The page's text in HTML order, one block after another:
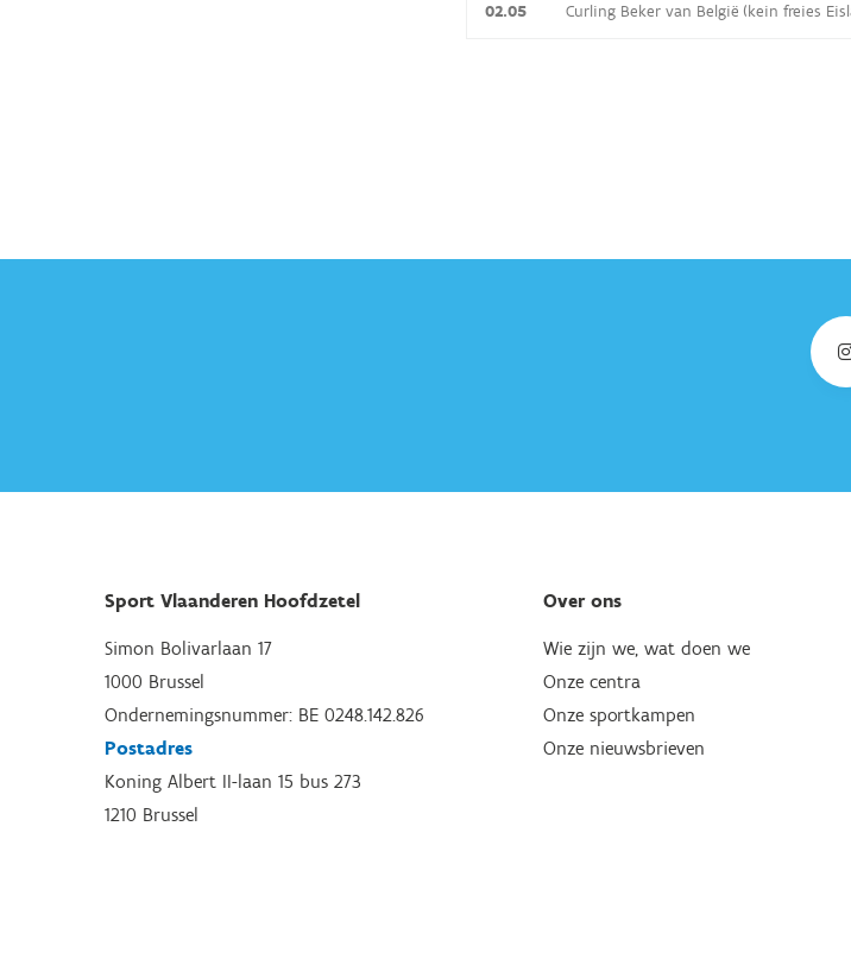
02.05 Curling Beker van België (kein freies
Sport Vlaanderen Hoofdzetel
Simon Bolivarlaan 17
1000 Brussel
Ondernemingsnummer: BE 0248.142.826
Postadres
Koning Albert II-laan 15 bus 273
1210 Brussel
Over ons
Wie zijn we, wat doen we
Onze centra
Onze sportkampen
Onze nieuwsbrieven